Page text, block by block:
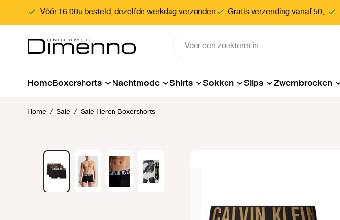
Ga naar de hoofdnavigatie
Vóór 16:00u besteld, dezelfde werkdag verzonden Gratis verzending vanaf 50,-
HomeBoxershorts Nachtmode Shirts Sokken Slips Zwembroeken
Home / Sale / Sale Heren Boxershorts
Afbeeldingengalerij overslaan